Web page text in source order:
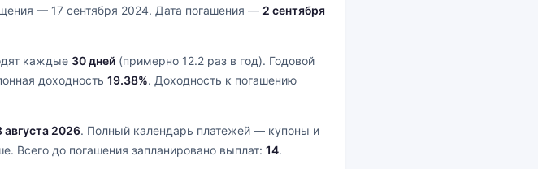
— 17 сентября 2024. Дата погашения — 2 сентября
каждые 30 дней (примерно 12.2 раз в год). Годовой
доходность 19.38%. Доходность к погашению
августа 2026. Полный календарь платежей — купоны и
Всего до погашения запланировано выплат: 14.